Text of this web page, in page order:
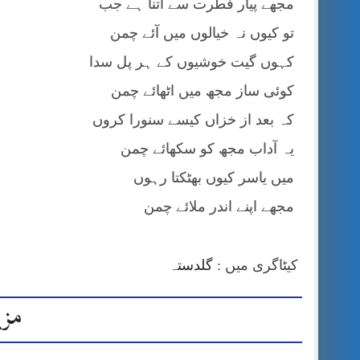
مجھے پیار فطرت سے اتنا ہے جب
تو کیوں نہ خیالوں میں آئے چمن
کہوں گیت خوشیوں کے ہر پل سدا
کوئی ساز مجھ میں اٹھائے چمن
کہ بعد از خزاں کیسے سنورا کروں
یہ آداب مجھ کو سکھائے چمن
میں یاسر کیوں بھٹکتا رہوں
مجھے اپنے اندر ملائے چمن
کیٹاگری میں : گلدستہ